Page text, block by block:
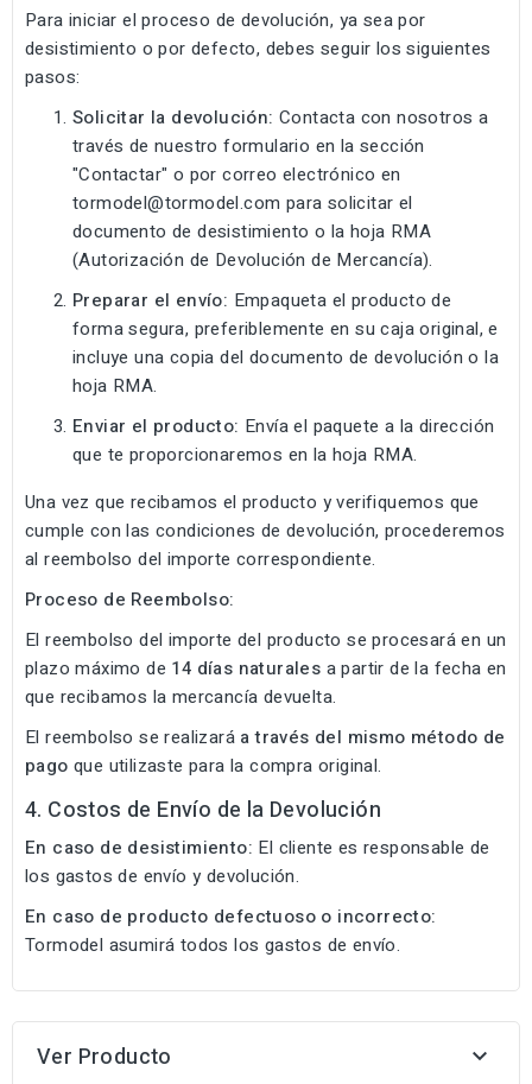
Para iniciar el proceso de devolución, ya sea por
desistimiento o por defecto, debes seguir los siguientes
pasos:
Solicitar la devolución: Contacta con nosotros a
través de nuestro formulario en la sección
"Contactar" o por correo electrónico en
tormodel@tormodel.com para solicitar el
documento de desistimiento o la hoja RMA
(Autorización de Devolución de Mercancía).
Preparar el envío: Empaqueta el producto de
forma segura, preferiblemente en su caja original, e
incluye una copia del documento de devolución o la
hoja RMA.
Enviar el producto: Envía el paquete a la dirección
que te proporcionaremos en la hoja RMA.
Una vez que recibamos el producto y verifiquemos que
cumple con las condiciones de devolución, procederemos
al reembolso del importe correspondiente.
Proceso de Reembolso:
El reembolso del importe del producto se procesará en un
plazo máximo de 14 días naturales a partir de la fecha en
que recibamos la mercancía devuelta.
El reembolso se realizará a través del mismo método de
pago que utilizaste para la compra original.
4. Costos de Envío de la Devolución
En caso de desistimiento: El cliente es responsable de
los gastos de envío y devolución.
En caso de producto defectuoso o incorrecto:
Tormodel asumirá todos los gastos de envío.
Ver Producto 